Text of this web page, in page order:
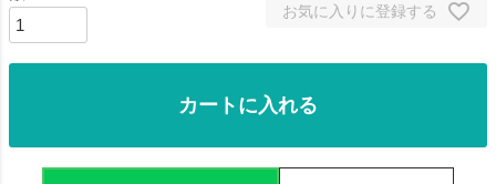
お気に入りに登録する
カートに入れる